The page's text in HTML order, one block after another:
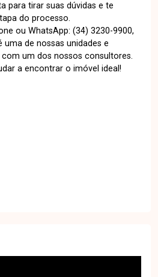
para tirar suas dúvidas e te
do processo.
ou WhatsApp: (34) 3230-9900,
uma de nossas unidades e
um dos nossos consultores.
a encontrar o imóvel ideal!